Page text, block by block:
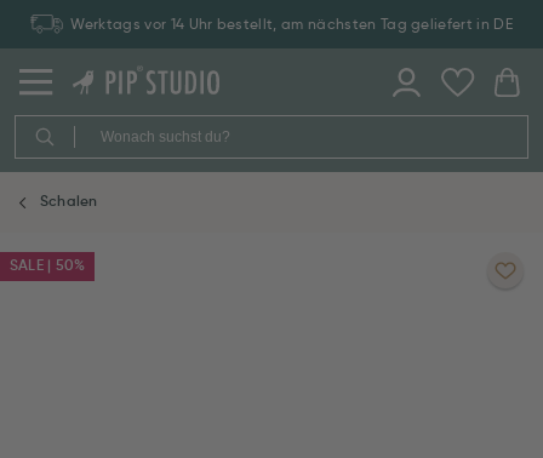
Werktags vor 14 Uhr bestellt, am nächsten Tag geliefert in DE
Schalen
SALE | 50%